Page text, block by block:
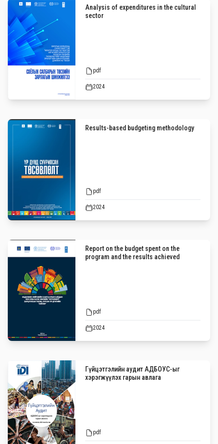
Analysis of expenditures in the cultural
sector
pdf
2024
Results-based budgeting methodology
pdf
2024
Report on the budget spent on the
program and the results achieved
pdf
2024
Гүйцэтгэлийн аудит АДБОУС-ыг
хэрэгжүүлэх гарын авлага
pdf